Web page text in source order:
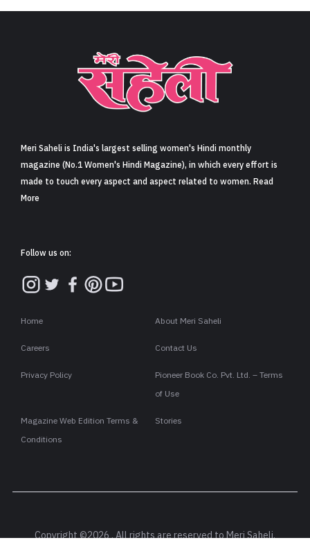
Meri Saheli is India's largest selling women's Hindi monthly
magazine (No.1 Women's Hindi Magazine), in which every effort is
made to touch every aspect and aspect related to women. Read
More
Follow us on:
Home About Meri Saheli
Careers Contact Us
Privacy Policy
Pioneer Book Co. Pvt. Ltd. – Terms
of Use
Magazine Web Edition Terms &
Conditions
Stories
Copyright ©2026 . All rights are reserved to Meri Saheli.